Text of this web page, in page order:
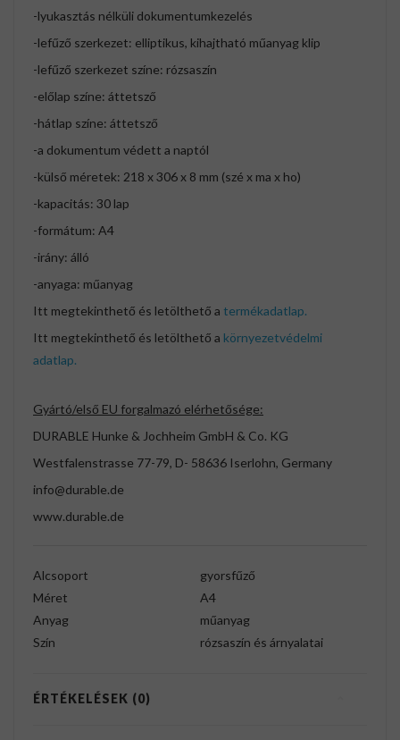
-lyukasztás nélküli dokumentumkezelés
-lefűző szerkezet: elliptikus, kihajtható műanyag klip
-lefűző szerkezet színe: rózsaszín
-előlap színe: áttetsző
-hátlap színe: áttetsző
-a dokumentum védett a naptól
-külső méretek: 218 x 306 x 8 mm (szé x ma x ho)
-kapacitás: 30 lap
-formátum: A4
-irány: álló
-anyaga: műanyag
Itt megtekinthető és letölthető a termékadatlap.
Itt megtekinthető és letölthető a környezetvédelmi
adatlap.
Gyártó/első EU forgalmazó elérhetősége:
DURABLE Hunke & Jochheim GmbH & Co. KG
Westfalenstrasse 77-79, D- 58636 Iserlohn, Germany
info@durable.de
www.durable.de
Alcsoport
gyorsfűző
Méret
A4
Anyag
műanyag
Szín
rózsaszín és árnyalatai
ÉRTÉKELÉSEK (0)